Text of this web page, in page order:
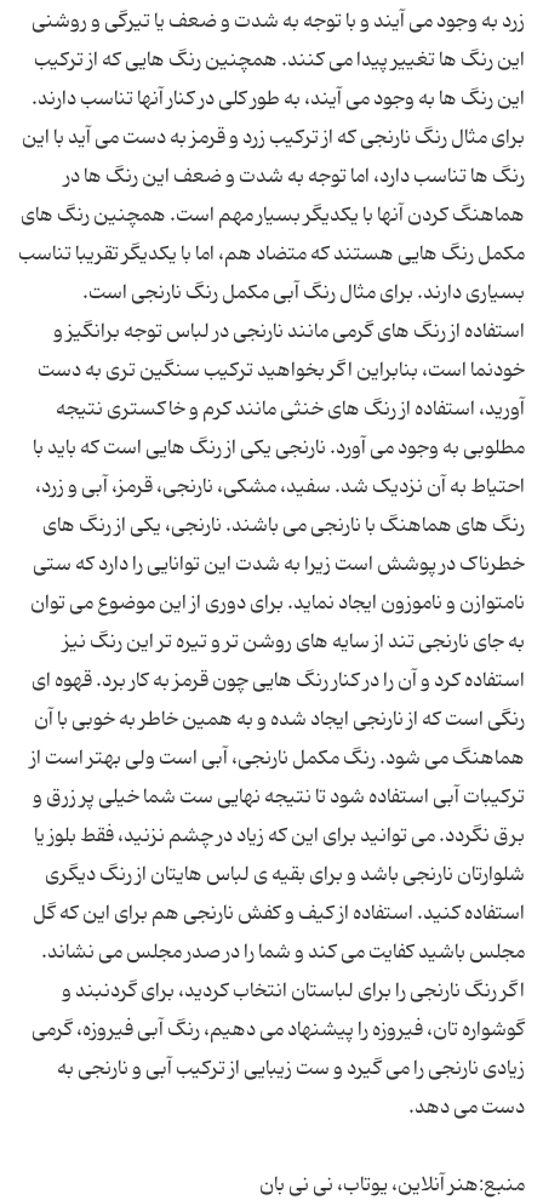
زرد به وجود می آیند و با توجه به شدت و ضعف یا تیرگی و روشنی
این رنگ ها تغییر پیدا می کنند. همچنین رنگ هایی که از ترکیب
این رنگ ها به وجود می آیند، به طور کلی در کنار آنها تناسب دارند.
برای مثال رنگ نارنجی که از ترکیب زرد و قرمز به دست می آید با این
رنگ ها تناسب دارد، اما توجه به شدت و ضعف این رنگ ها در
هماهنگ کردن آنها با یکدیگر بسیار مهم است. همچنین رنگ های
مکمل رنگ هایی هستند که متضاد هم، اما با یکدیگر تقریبا تناسب
استفاده از رنگ های گرمی مانند نارنجی در لباس توجه برانگیز و
خودنما است، بنابراین اگر بخواهید ترکیب سنگین تری به دست
آورید، استفاده از رنگ های خنثی مانند کرم و خاکستری نتیجه
مطلوبی به وجود می آورد. نارنجی یکی از رنگ هایی است که باید با
احتیاط به آن نزدیک شد. سفید، مشکی، نارنجی، قرمز، آبی و زرد،
رنگ های هماهنگ با نارنجی می باشند. نارنجی، یكی از رنگ های
خطرناک در پوشش است زیرا به شدت این توانایی را دارد كه ستی
نامتوازن و ناموزون ایجاد نماید. برای دوری از این موضوع می توان
به جای نارنجی تند از سایه های روشن تر و تیره تر این رنگ نیز
استفاده کرد و آن را در كنار رنگ هایی چون قرمز به كار برد. قهوه ای
رنگی است كه از نارنجی ایجاد شده و به همین خاطر به خوبی با آن
هماهنگ می شود. رنگ مكمل نارنجی، آبی است ولی بهتر است از
تركیبات آبی استفاده شود تا نتیجه نهایی ست شما خیلی پر زرق و
برق نگردد. می توانید برای این که زیاد در چشم نزنید، فقط بلوز یا
شلوارتان نارنجی باشد و برای بقیه ی لباس هایتان از رنگ دیگری
استفاده کنید. استفاده از کیف و کفش نارنجی هم برای این که گل
مجلس باشید کفایت می کند و شما را در صدر مجلس می نشاند.
اگر رنگ نارنجی را برای لباستان انتخاب کردید، برای گردنبند و
گوشواره تان، فیروزه را پیشنهاد می دهیم، رنگ آبی فیروزه، گرمی
زیادی نارنجی را می گیرد و ست زیبایی از ترکیب آبی و نارنجی به
منبع:هنر آنلاین، یوتاب، نی نی بان